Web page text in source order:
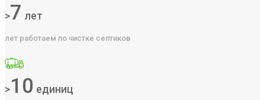
>7 лет
лет работаем по чистке септиков
>10 единиц